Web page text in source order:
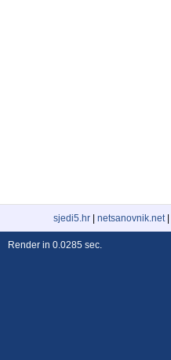
sjedi5.hr netsanovnik.net|
Render in 0.0285 sec.